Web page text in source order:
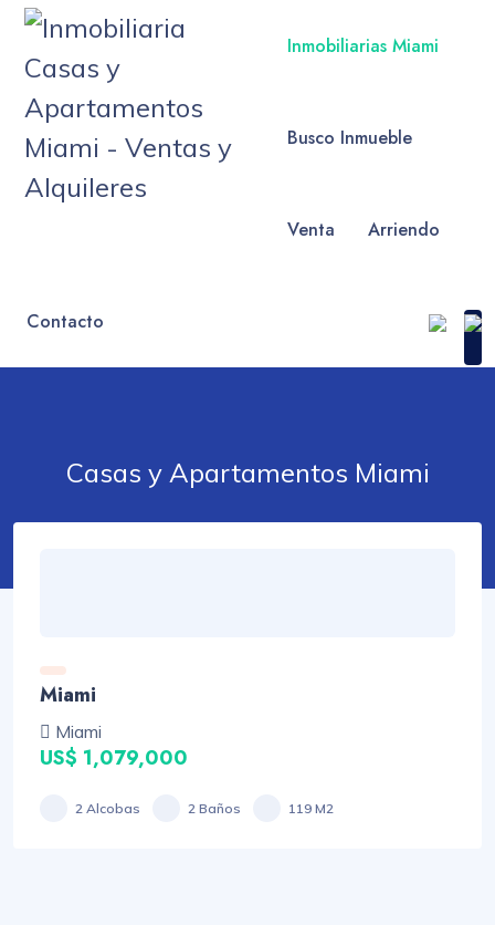
Inmobiliarias Miami
Busco Inmueble
Venta Arriendo
Contacto
Casas y Apartamentos Miami
Miami
Miami
US$ 1,079,000
2 Alcobas 2 Baños 119 M2